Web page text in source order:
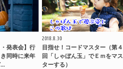
・発表会】行
同時に来年
…
2018.8.30
目指せ！コードマスター（第４
回「しゃぼん玉」でＥｍをマス
ターする）